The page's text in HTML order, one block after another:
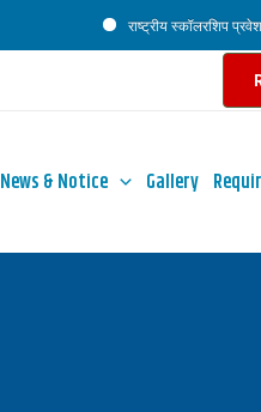
राष्ट्रीय स्कॉलरशिप
News & Notice Gallery